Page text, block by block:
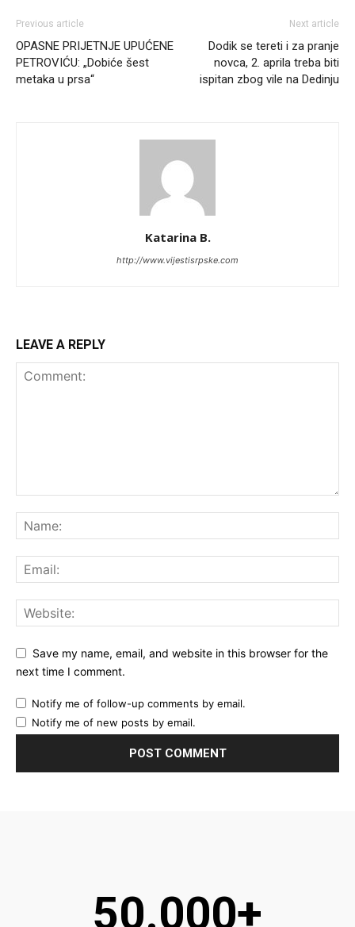
Previous article
OPASNE PRIJETNJE UPUĆENE
PETROVIĆU: „Dobiće šest
metaka u prsa“
Next article
Dodik se tereti i za pranje
novca, 2. aprila treba biti
ispitan zbog vile na Dedinju
Katarina B.
http://www.vijestisrpske.com
LEAVE A REPLY
Save my name, email, and website in this browser for the
next time I comment.
Notify me of follow-up comments by email.
Notify me of new posts by email.
50.000+